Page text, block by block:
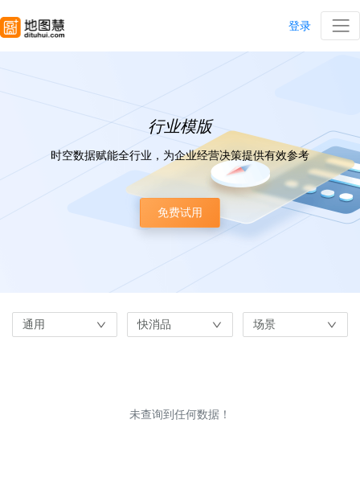
登录
行业模版
时空数据赋能全行业，为企业经营决策提供有效参考
免费试用
通用 快消品 场景
未查询到任何数据！